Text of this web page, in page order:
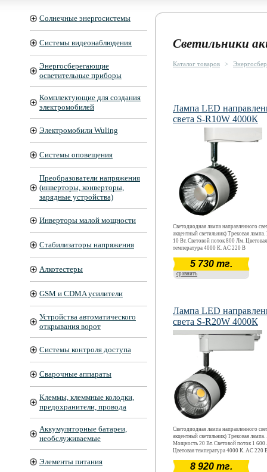
Солнечные энергосистемы
Системы видеонаблюдения
Энергосберегающие
осветительные приборы
Комплектующие для создания
электромобилей
Электромобили Wuling
Системы оповещения
Преобразователи напряжения
(инверторы, конверторы,
зарядные устройства)
Инверторы малой мощности
Стабилизаторы напряжения
Алкотестеры
GSM и CDMA усилители
Устройства автоматического
открывания ворот
Системы контроля доступа
Сварочные аппараты
Клеммы, клеммные колодки,
предохранители, провода
Аккумуляторные батареи,
необслуживаемые
Элементы питания
Светильники
Каталог товаров >
Лампа LED
света S-R10W 4000К
Светодиодная лампа направленного
акцентный светильник) Трековая
10 Вт. Световой поток 800 Лм. Цветовая
температура 4000 К. АС 220 В
5 730 тг.
сравнить
Лампа LED
света S-R20W 4000К
Светодиодная лампа направленного
акцентный светильник) Трековая лампа. .
Мощность 20 Вт. Световой поток 1 600
Цветовая температура 4000 К. АС 220
8 920 тг.